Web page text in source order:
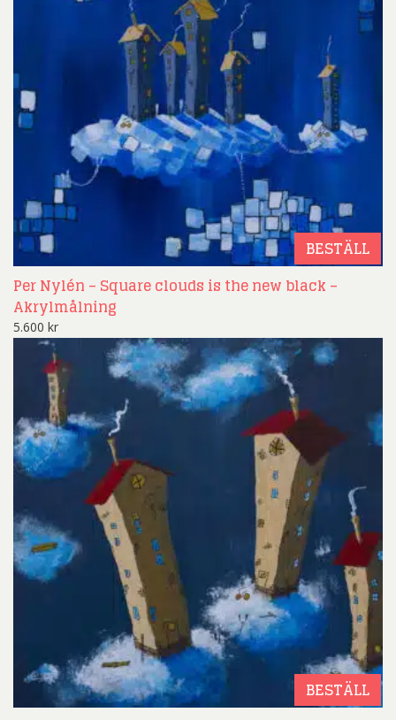
BESTÄLL
Per Nylén – Square clouds is the new black –
Akrylmålning
5.600 kr
BESTÄLL